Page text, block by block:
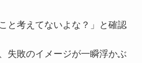
と考えてないよな？」と確認
失敗のイメージが一瞬浮かぶ